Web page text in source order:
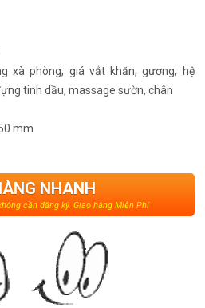
xà phòng, giá vắt khăn, gương, hệ
tinh dầu, massage sườn, chân
mm
NHANH
cần đăng ký. Giao hàng Miễn Phí